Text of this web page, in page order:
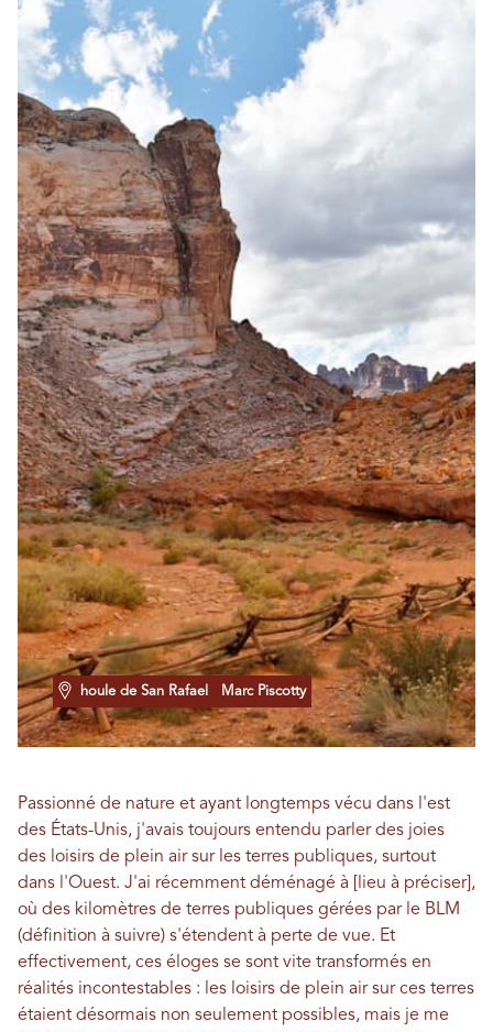
houle de San Rafael Marc Piscotty
Passionné de nature et ayant longtemps vécu dans l'est
des États-Unis, j'avais toujours entendu parler des joies
des loisirs de plein air sur les terres publiques, surtout
dans l'Ouest. J'ai récemment déménagé à [lieu à préciser],
où des kilomètres de terres publiques gérées par le BLM
(définition à suivre) s'étendent à perte de vue. Et
effectivement, ces éloges se sont vite transformés en
réalités incontestables : les loisirs de plein air sur ces terres
étaient désormais non seulement possibles, mais je me